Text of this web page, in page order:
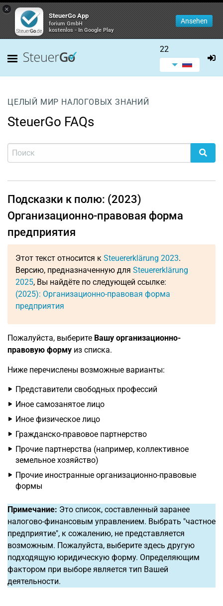
×
SteuerGo App
forium GmbH
kostenlos - In Google Play
Ansehen
22
ЦЕЛЫЙ МИР НАЛОГОВЫХ ЗНАНИЙ
SteuerGo FAQs
Подсказки к полю: (2023)
Организационно-правовая форма
предприятия
Этот текст относится к Steuererklärung 2023.
Версию, предназначенную для Steuererklärung
2025, Вы найдёте по следующей ссылке:
(2025): Организационно-правовая форма
предприятия
Пожалуйста, выберите Вашу организационно-
правовую форму из списка.
Ниже перечислены возможные варианты:
Представители свободных профессий
Иное самозанятое лицо
Иное физическое лицо
Гражданско-правовое партнерство
Прочие партнерства (например, коллективное
земельное хозяйство)
Прочие иностранные организационно-правовые
формы
Примечание: Это список, составленный заранее
налогово-финансовым управлением. Выбрать "частное
предприятие", к сожалению, не представляется
возможным. Пожалуйста, выберите здесь другую
подходящую юридическую форму. Определяющим
фактором при выборе является тип Вашей
деятельности.